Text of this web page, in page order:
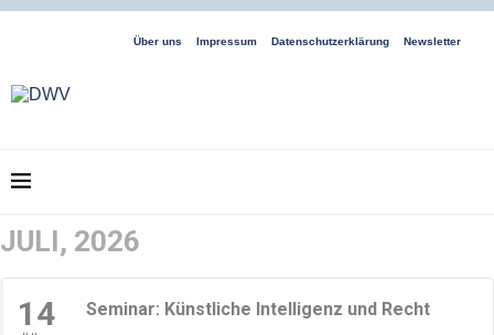
Über uns Impressum Datenschutzerklärung Newsletter
JULI, 2026
14 Seminar: Künstliche Intelligenz und Recht